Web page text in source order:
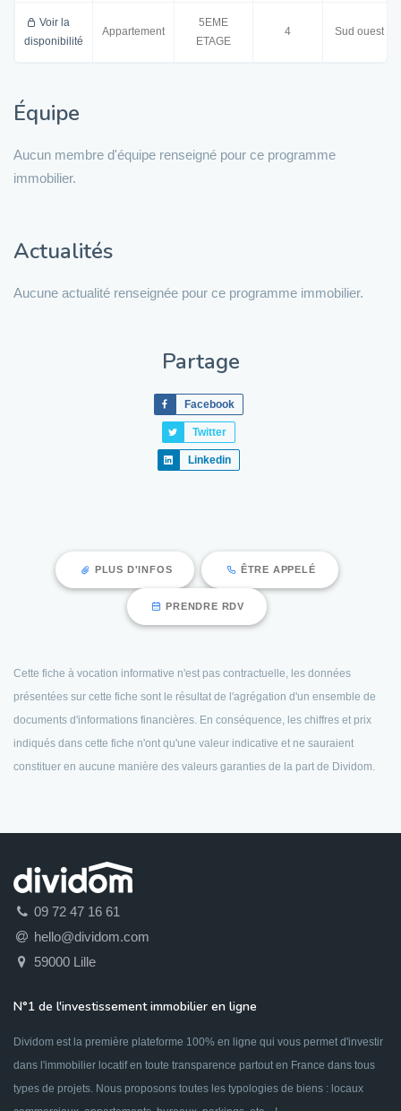
Voir la
disponibilité
Appartement
5EME
ETAGE
4 Sud ouest
Équipe
Aucun membre d'équipe renseigné pour ce programme
immobilier.
Actualités
Aucune actualité renseignée pour ce programme immobilier.
Partage
Facebook
Twitter
Linkedin
PLUS D'INFOS ÊTRE APPELÉ
PRENDRE RDV
Cette fiche à vocation informative n'est pas contractuelle, les données
présentées sur cette fiche sont le résultat de l'agrégation d'un ensemble de
documents d'informations financières. En conséquence, les chiffres et prix
indiqués dans cette fiche n'ont qu'une valeur indicative et ne sauraient
constituer en aucune manière des valeurs garanties de la part de Dividom.
09 72 47 16 61
hello@dividom.com
59000 Lille
N°1 de l'investissement immobilier en ligne
Dividom est la première plateforme 100% en ligne qui vous permet d'investir
dans l'immobilier locatif en toute transparence partout en France dans tous
types de projets. Nous proposons toutes les typologies de biens : locaux